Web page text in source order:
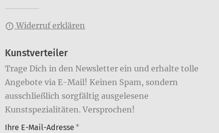
Widerruf erklären
Kunstverteiler
Trage Dich in den Newsletter ein und erhalte tolle
Angebote via E-Mail! Keinen Spam, sondern
ausschließlich sorgfältig ausgelesene
Kunstspezialitäten. Versprochen!
Ihre E-Mail-Adresse *